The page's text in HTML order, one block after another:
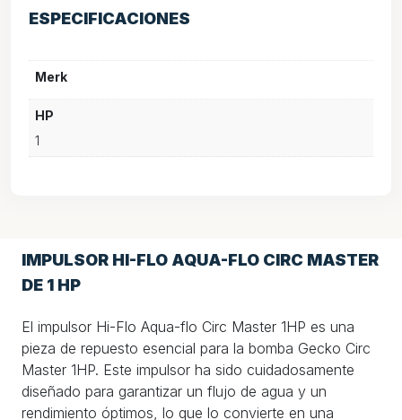
ESPECIFICACIONES
Merk
HP
1
IMPULSOR HI-FLO AQUA-FLO CIRC MASTER
DE 1 HP
El impulsor Hi-Flo Aqua-flo Circ Master 1HP es una
pieza de repuesto esencial para la bomba Gecko Circ
Master 1HP. Este impulsor ha sido cuidadosamente
diseñado para garantizar un flujo de agua y un
rendimiento óptimos, lo que lo convierte en una